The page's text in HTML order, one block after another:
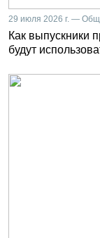
29 июля 2026 г. —
Как выпускники
будут